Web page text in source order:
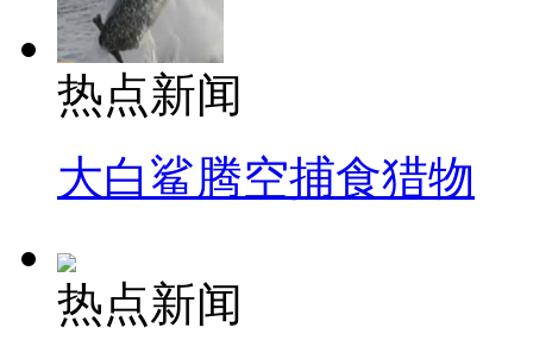
热点新闻
大白鲨腾空捕食猎物
热点新闻